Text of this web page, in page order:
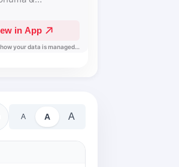
A A A